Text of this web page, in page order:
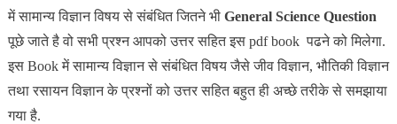
में सामान्य विज्ञान विषय से संबंधित जितने भी General Science Question
पूछे जाते है वो सभी प्रश्न आपको उत्तर सहित इस pdf book पढने को मिलेगा.
इस Book में सामान्य विज्ञान से संबंधित विषय जैसे जीव विज्ञान, भौतिकी विज्ञान
तथा रसायन विज्ञान के प्रश्नों को उत्तर सहित बहुत ही अच्छे तरीके से समझाया
गया है.